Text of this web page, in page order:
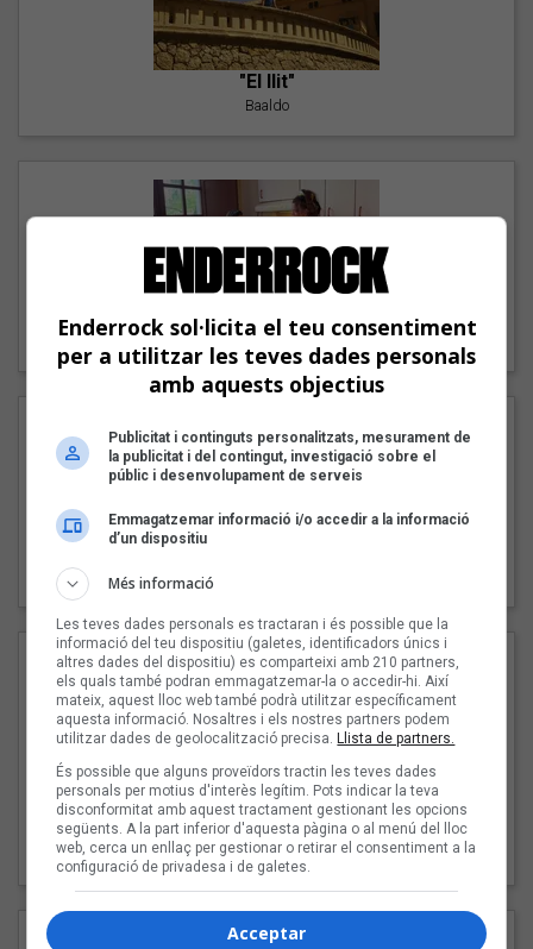
"El llit"
Baaldo
"Lo bueno y lo malo"
Carmen y María
Pep Álvarez amb Joan Muntaner (Xanguito)
"Les cabres"
94 Rules amb Compte
Enderrock sol·licita el teu consentiment
per a utilitzar les teves dades personals
amb aquests objectius
Publicitat i continguts personalitzats, mesurament de
la publicitat i del contingut, investigació sobre el
públic i desenvolupament de serveis
Emmagatzemar informació i/o accedir a la informació
d’un dispositiu
Més informació
Les teves dades personals es tractaran i és possible que la
informació del teu dispositiu (galetes, identificadors únics i
altres dades del dispositiu) es comparteixi amb 210 partners,
els quals també podran emmagatzemar-la o accedir-hi. Així
mateix, aquest lloc web també podrà utilitzar específicament
aquesta informació. Nosaltres i els nostres partners podem
utilitzar dades de geolocalització precisa.Llista de partners.
És possible que alguns proveïdors tractin les teves dades
personals per motius d'interès legítim. Pots indicar la teva
disconformitat amb aquest tractament gestionant les opcions
següents. A la part inferior d'aquesta pàgina o al menú del lloc
web, cerca un enllaç per gestionar o retirar el consentiment a la
configuració de privadesa i de galetes.
Acceptar